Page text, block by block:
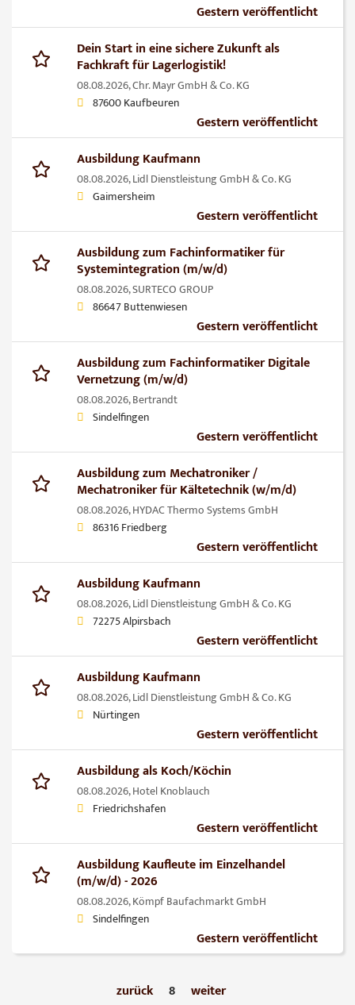
Gestern veröffentlicht
Dein Start in eine sichere Zukunft als
Fachkraft für Lagerlogistik!
08.08.2026,Chr. Mayr GmbH & Co. KG
87600 Kaufbeuren
Gestern veröffentlicht
Ausbildung Kaufmann
08.08.2026,Lidl Dienstleistung GmbH & Co. KG
Gaimersheim
Gestern veröffentlicht
Ausbildung zum Fachinformatiker für
Systemintegration (m/w/d)
08.08.2026,SURTECO GROUP
86647 Buttenwiesen
Gestern veröffentlicht
Ausbildung zum Fachinformatiker Digitale
Vernetzung (m/w/d)
08.08.2026,Bertrandt
Sindelfingen
Gestern veröffentlicht
Ausbildung zum Mechatroniker /
Mechatroniker für Kältetechnik (w/m/d)
08.08.2026,HYDAC Thermo Systems GmbH
86316 Friedberg
Gestern veröffentlicht
Ausbildung Kaufmann
08.08.2026,Lidl Dienstleistung GmbH & Co. KG
72275 Alpirsbach
Gestern veröffentlicht
Ausbildung Kaufmann
08.08.2026,Lidl Dienstleistung GmbH & Co. KG
Nürtingen
Gestern veröffentlicht
Ausbildung als Koch/Köchin
08.08.2026,Hotel Knoblauch
Friedrichshafen
Gestern veröffentlicht
Ausbildung Kaufleute im Einzelhandel
(m/w/d) - 2026
08.08.2026,Kömpf Baufachmarkt GmbH
Sindelfingen
Gestern veröffentlicht
zurück 8 weiter